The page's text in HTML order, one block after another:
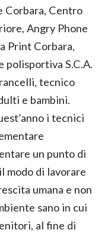
Corbara, Centro
Angry Phone
Print Corbara,
polisportiva S.C.A.
tecnico
e bambini.
i tecnici
un punto di
modo di lavorare
umana e non
sano in cui
al fine di